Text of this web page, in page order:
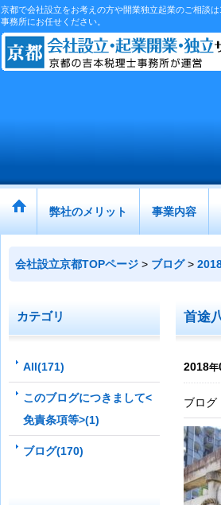
京都で会社設立をお考えの方や開業独立起業のご相談
事務所にお任せください。
弊社のメリット 事業内容
会社設立京都TOPページ > ブログ >
カテゴリ
All(171)
このブログにつきまして<
免責条項等>(1)
ブログ(170)
首途
2018年
ブログ